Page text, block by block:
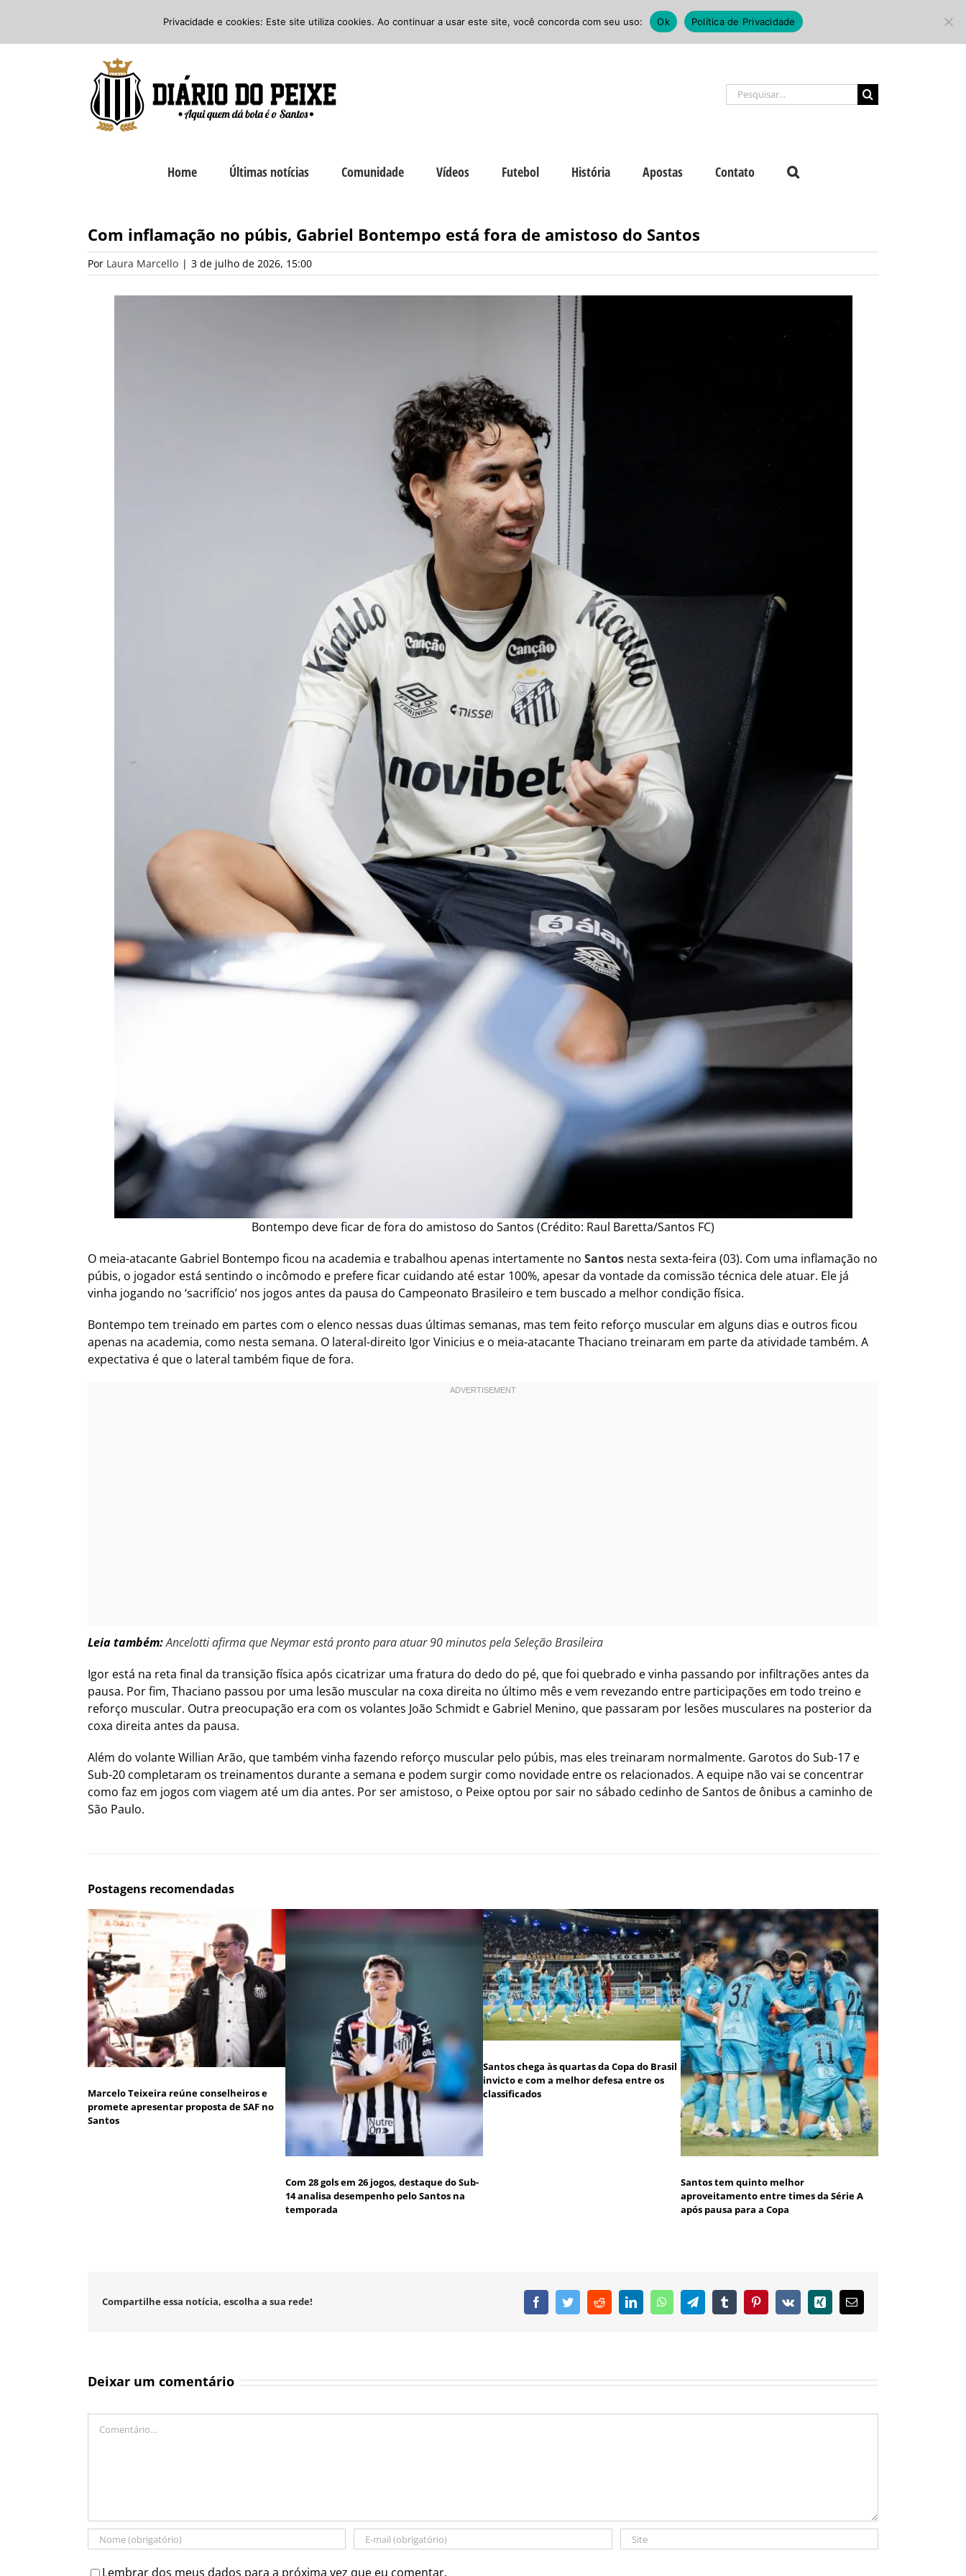
o
Facebook
Instagram
Buscar
resultados
Home Últimas notícias Comunidade Vídeos Futebol História Apostas Contato
Com inflamação no púbis, Gabriel Bontempo está fora de amistoso do Santos
Por Laura Marcello | 3 de julho de 2026, 15:00
Bontempo deve ficar de fora do amistoso do Santos (Crédito: Raul Baretta/Santos FC)
O meia-atacante Gabriel Bontempo ficou na academia e trabalhou apenas intertamente no Santos nesta sexta-feira (03). Com uma inflamação no
púbis, o jogador está sentindo o incômodo e prefere ficar cuidando até estar 100%, apesar da vontade da comissão técnica dele atuar. Ele já
vinha jogando no ‘sacrifício’ nos jogos antes da pausa do Campeonato Brasileiro e tem buscado a melhor condição física.
Bontempo tem treinado em partes com o elenco nessas duas últimas semanas, mas tem feito reforço muscular em alguns dias e outros ficou
apenas na academia, como nesta semana. O lateral-direito Igor Vinicius e o meia-atacante Thaciano treinaram em parte da atividade também. A
expectativa é que o lateral também fique de fora.
Leia também:Ancelotti afirma que Neymar está pronto para atuar 90 minutos pela Seleção Brasileira
Igor está na reta final da transição física após cicatrizar uma fratura do dedo do pé, que foi quebrado e vinha passando por infiltrações antes da
pausa. Por fim, Thaciano passou por uma lesão muscular na coxa direita no último mês e vem revezando entre participações em todo treino e
reforço muscular. Outra preocupação era com os volantes João Schmidt e Gabriel Menino, que passaram por lesões musculares na posterior da
coxa direita antes da pausa.
Além do volante Willian Arão, que também vinha fazendo reforço muscular pelo púbis, mas eles treinaram normalmente. Garotos do Sub-17 e
Sub-20 completaram os treinamentos durante a semana e podem surgir como novidade entre os relacionados. A equipe não vai se concentrar
como faz em jogos com viagem até um dia antes. Por ser amistoso, o Peixe optou por sair no sábado cedinho de Santos de ônibus a caminho de
São Paulo.
Postagens recomendadas
Marcelo Teixeira reúne conselheiros e
promete apresentar proposta de SAF no
Santos
Com 28 gols em 26 jogos, destaque do Sub-
14 analisa desempenho pelo Santos na
temporada
Santos chega às quartas da Copa do Brasil
invicto e com a melhor defesa entre os
classificados
Santos tem quinto melhor
aproveitamento entre times da Série A
após pausa para a Copa
Compartilhe essa notícia, escolha a sua rede! FacebookTwitterRedditLinkedInWhatsAppTelegramTumblr PinterestVk Xing
E-
mail
Deixar um comentário
Lembrar dos meus dados para a próxima vez que eu comentar.
Privacidade e cookies: Este site utiliza cookies. Ao continuar a usar este site, você concorda com seu uso: Ok Política de Privacidade